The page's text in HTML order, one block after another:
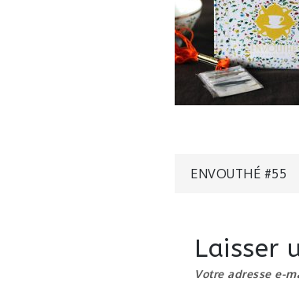
ENVOUTHÉ #55
Laisser
Votre adresse e-